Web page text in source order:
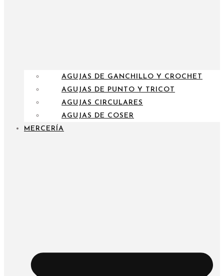
AGUJAS DE GANCHILLO Y CROCHET
AGUJAS DE PUNTO Y TRICOT
AGUJAS CIRCULARES
AGUJAS DE COSER
MERCERÍA